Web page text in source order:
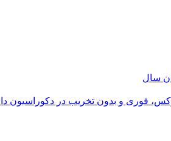
فوری و بدون تخریب در دکوراسیون